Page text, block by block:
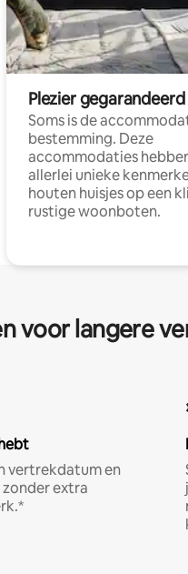
Plezier gegarandeerd
Soms is de
bestemming. Deze
accommodaties
allerlei unieke
houten huisjes op een
rustige woonboten.
voor langere
vertrekdatum en
extra